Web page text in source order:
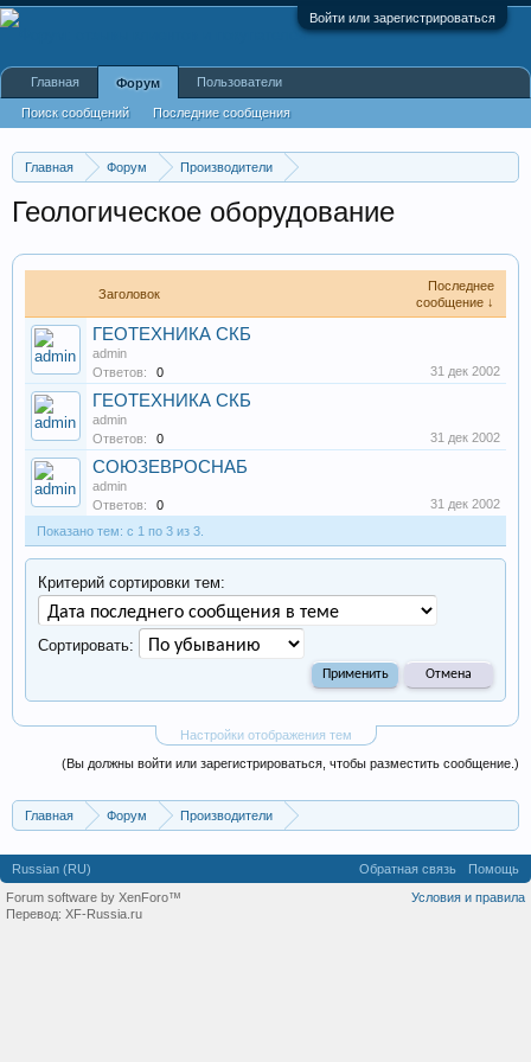
Войти или зарегистрироваться
Главная Форум
Производители
Геологическое оборудование
Заголовок
Последнее
сообщение ↓
ГЕОТЕХНИКА СКБ
admin
Ответов:
0 31 дек 2002
ГЕОТЕХНИКА СКБ
admin
Ответов:
0 31 дек 2002
СОЮЗЕВРОСНАБ
admin
Ответов:
0
31 дек 2002
Показано тем: с 1 по 3 из 3.
Настройки отображения тем
Критерий сортировки тем:
Сортировать:
(Вы должны войти или зарегистрироваться, чтобы разместить сообщение.)
Главная Форум
Производители
Главная Форум
Поиск сообщений Последние сообщения
Пользователи
Russian (RU) Обратная связь
Помощь
Условия и правила
Forum software by XenForo™
Перевод: XF-Russia.ru